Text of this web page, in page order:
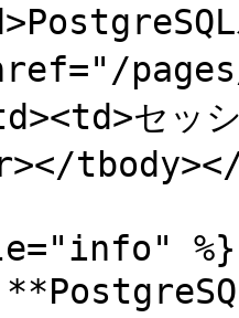
pages/
セッ
%}